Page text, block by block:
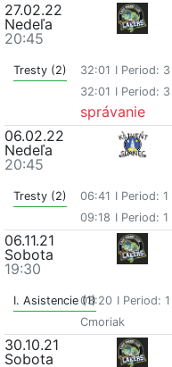
27.02.22
Nedeľa
20:45
Tresty (2) 32:01 I Period: 3
32:01 I Period: 3
správanie
06.02.22
Nedeľa
20:45
Tresty (2) 06:41 I Period: 1
09:18 I Period: 1
06.11.21
Sobota
19:30
I. Asistencie (1)03:20 I Period: 1
Cmoriak
30.10.21
Sobota